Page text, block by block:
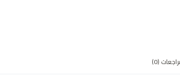
(0)